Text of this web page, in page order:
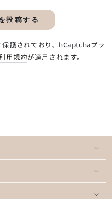
投稿する
護されており、hCaptchaプラ
用規約が適用されます。